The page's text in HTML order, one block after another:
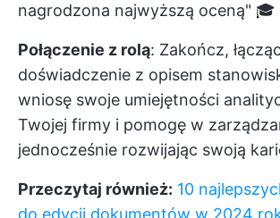
nagrodzona najwyższą oceną" 🎓
Połączenie z rolą: Zakończ,
doświadczenie z opisem
wniosę swoje umiejętności
Twojej firmy i pomogę w
jednocześnie rozwijając swoją
Przeczytaj również: 10
do edycji dokumentów w 2024